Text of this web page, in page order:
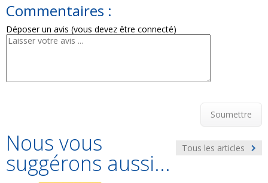
Commentaires :
Déposer un avis (vous devez être connecté)
Soumettre
Tous les articles
Nous vous
suggérons aussi...